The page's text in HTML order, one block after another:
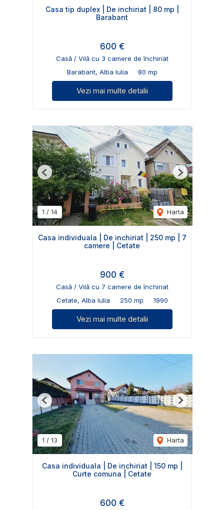
Casa tip duplex | De inchiriat | 80 mp |
Barabant
600 €
Casă / Vilă cu 3 camere de închiriat
Barabant, Alba Iulia
80 mp
Vezi mai multe detalii
1 / 14 Harta
Previous Next
Casa individuala | De inchiriat | 250 mp | 7
camere | Cetate
900 €
Casă / Vilă cu 7 camere de închiriat
Cetate, Alba Iulia
250 mp 1990
Vezi mai multe detalii
1 / 13 Harta
Previous Next
Casa individuala | De inchiriat | 150 mp |
Curte comuna | Cetate
600 €